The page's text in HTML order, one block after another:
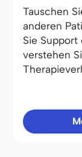
Tauschen
anderen
Sie
verstehen